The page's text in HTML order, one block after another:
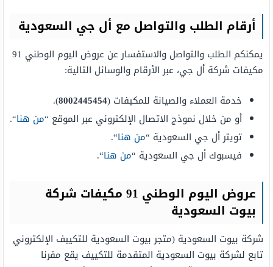
أرقام الطلب والتواصل مع أل جي السعودية
يمكنكم الطلب والتواصل والاستفسار عن عروض اليوم الوطني 91
مكيفات شركة أل جي، عبر الأرقام والوسائل التالية:
خدمة العملاء والصيانة للمكيفات (8002445454
).
أو من خلال نموذج الاتصال الإلكتروني عبر الموقع “من هنا“.
تويتر أل جي السعودية “من هنا“.
فيسبوك أل جي السعودية “من هنا“.
عروض اليوم الوطني 91 مكيفات شركة
بيوت السعودية
شركة بيوت السعودية (متجر بيوت السعودية للتكييف الإلكتروني
تابع لشركة بيوت السعودية المتقدمة للتكييف يقع مقرنا